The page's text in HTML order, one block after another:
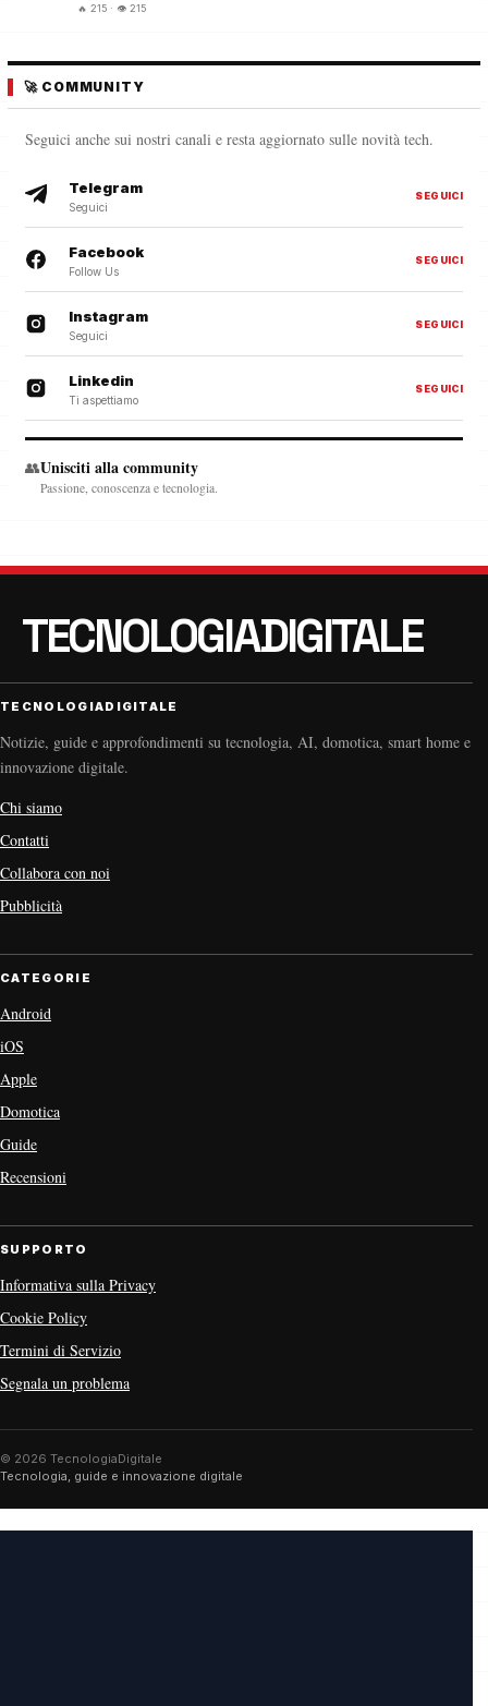
🔥 215 · 👁️ 215
🚀 COMMUNITY
Seguici anche sui nostri canali e resta aggiornato sulle novità tech.
Telegram
Seguici
SEGUICI
Facebook
Follow Us
SEGUICI
Instagram
Seguici
SEGUICI
Linkedin
Ti aspettiamo
SEGUICI
👥Unisciti alla community
Passione, conoscenza e tecnologia.
TECNOLOGIADIGITALE
Notizie, guide e approfondimenti su tecnologia, AI, domotica, smart home e
innovazione digitale.
Chi siamo
Contatti
Collabora con noi
Pubblicità
CATEGORIE
Android
iOS
Apple
Domotica
Guide
Recensioni
SUPPORTO
Informativa sulla Privacy
Cookie Policy
Termini di Servizio
Segnala un problema
© 2026 TecnologiaDigitale
Tecnologia, guide e innovazione digitale